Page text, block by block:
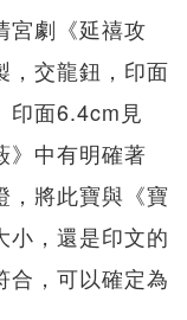
宮劇《延禧攻
，交龍鈕，印面
印面6.4cm見
》中有明確著
，將此寶與《寶
小，還是印文的
合，可以確定為